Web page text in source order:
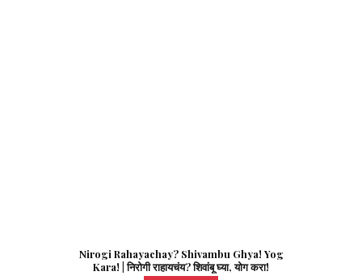
Nirogi Rahayachay? Shivambu Ghya! Yog
Kara! | निरोगी राहायचंय? शिवांबू घ्या, योग करा!